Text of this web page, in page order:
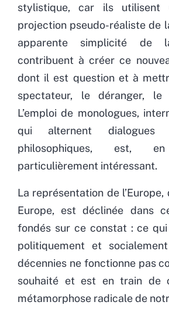
stylistique, car ils utilisent
projection pseudo-réaliste de
apparente simplicité de
contribuent à créer ce
dont il est question et à
spectateur, le déranger, le
L’emploi de monologues,
qui alternent dialogues
philosophiques, est,
particulièrement intéressant.
La représentation de l’Europe,
Europe, est déclinée dans
fondés sur ce constat : ce
politiquement et
décennies ne fonctionne pas
souhaité et est en train de
métamorphose radicale de